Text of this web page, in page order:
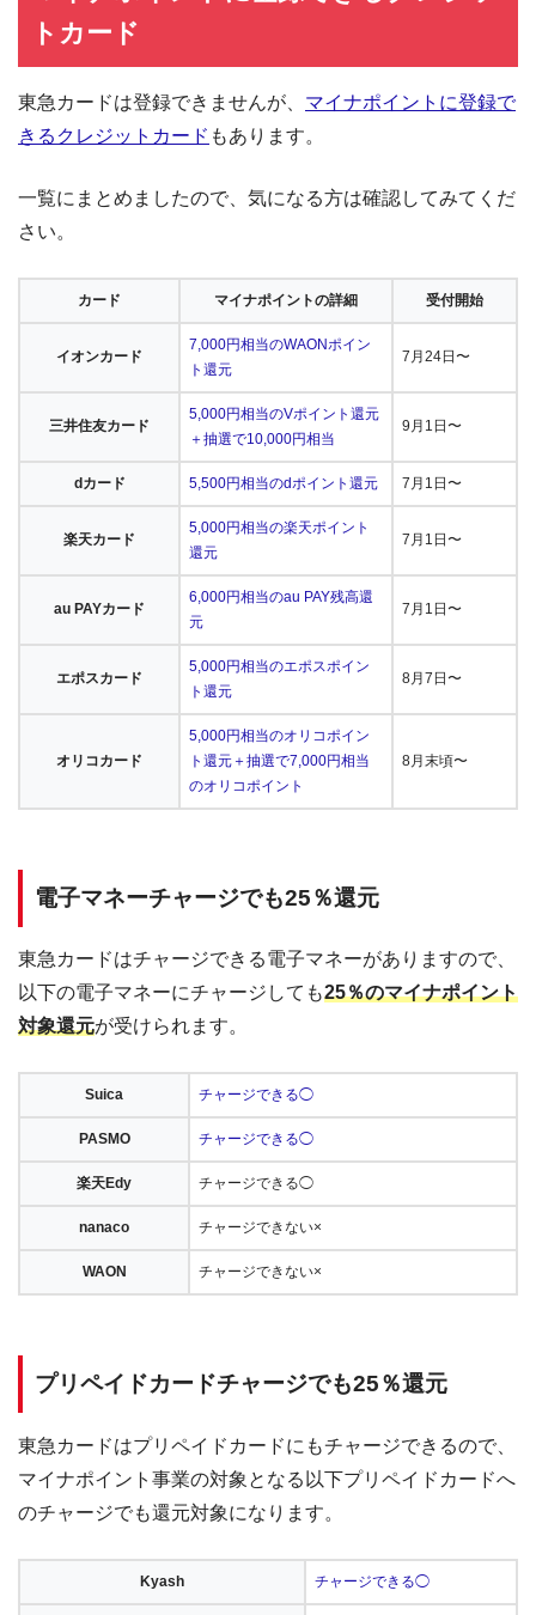
トカード
東急カードは登録できませんが、 マイナポイントに登録で
きるクレジットカード もあります。
一覧にまとめましたので、気になる方は確認してみてくだ
さい。
カード マイナポイントの詳細 受付開始
イオンカード
7,000円相当のWAONポイン
ト還元
7月24日〜
三井住友カード
5,000円相当のVポイント還元
＋抽選で10,000円相当
9月1日〜
dカード 5,500円相当のdポイント還元 7月1日〜
楽天カード
5,000円相当の楽天ポイント
還元
7月1日〜
au PAYカード
6,000円相当のau PAY残高還
元
7月1日〜
エポスカード
5,000円相当のエポスポイン
ト還元
8月7日〜
オリコカード
5,000円相当のオリコポイン
ト還元＋抽選で7,000円相当
のオリコポイント
8月末頃〜
電子マネーチャージでも25％還元
東急カードはチャージできる電子マネーがありますので、
以下の電子マネーにチャージしても25％のマイナポイント
対象還元が受けられます。
Suica チャージできる◯
PASMO チャージできる◯
楽天Edy チャージできる◯
nanaco チャージできない×
WAON チャージできない×
プリペイドカードチャージでも25％還元
東急カードはプリペイドカードにもチャージできるので、
マイナポイント事業の対象となる以下プリペイドカードへ
のチャージでも還元対象になります。
Kyash チャージできる◯